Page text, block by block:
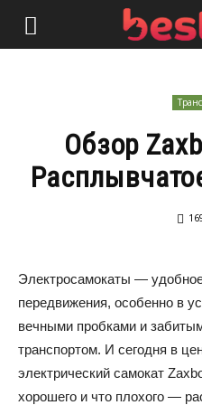
Обзор
Электросамокаты —
передвижения, особенно в
вечными пробками и
транспортом. И сегодня в
электрический самокат
хорошего и что плохого —